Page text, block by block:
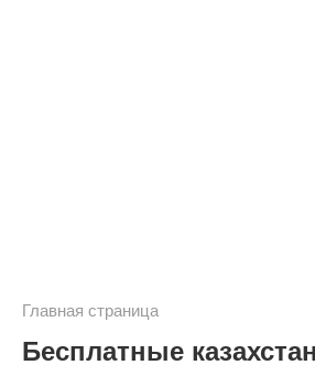
Главная страница
Бесплатные